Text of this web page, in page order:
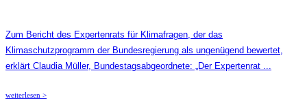
Zum Bericht des Expertenrats für Klimafragen, der das
Klimaschutzprogramm der Bundesregierung als ungenügend bewertet,
erklärt Claudia Müller, Bundestagsabgeordnete: „Der Expertenrat ...
weiterlesen >